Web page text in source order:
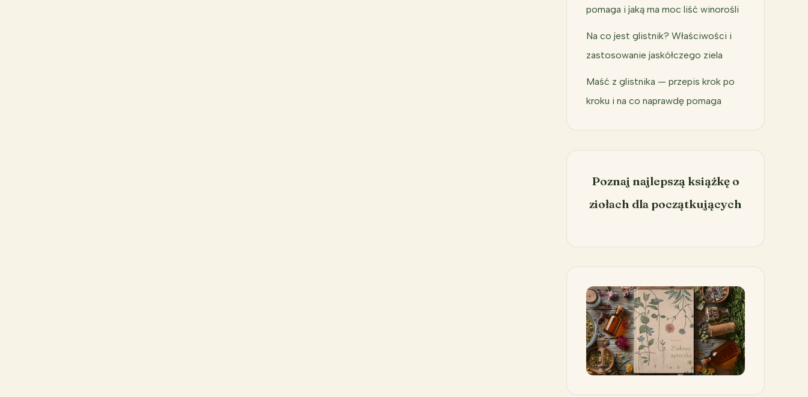
pomaga i jaką ma moc liść winorośli
Na co jest glistnik? Właściwości i
zastosowanie jaskółczego ziela
Maść z glistnika — przepis krok po
kroku i na co naprawdę pomaga
Poznaj najlepszą książkę o
ziołach dla początkujących